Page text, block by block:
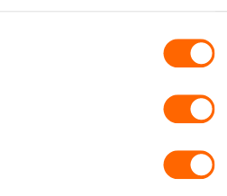
teambuilding activiteit, ik
tot Rotterdam, en van
help je om van jouw dag een
bezoek extra onvergetelijk